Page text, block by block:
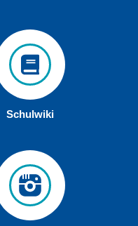
Schulwiki